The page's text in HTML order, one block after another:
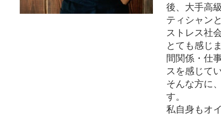
後、大手高
ティシャン
ストレス社
とても感じ
間関係・仕
スを感じて
そんな方に
す。
私自身もオ